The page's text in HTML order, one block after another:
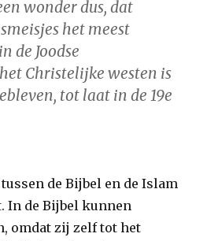
wonder dus, dat
het meest
de Joodse
Christelijke westen is
tot laat in de 19e
de Bijbel en de Islam
In de Bijbel kunnen
omdat zij zelf tot het